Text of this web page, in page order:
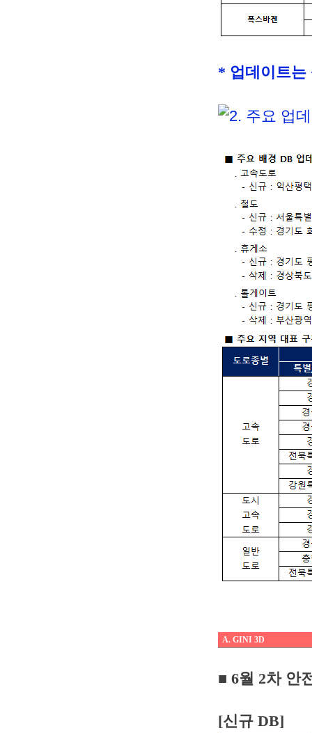
* 업데이트는
A. GINI 3D
■ 6월 2차 안
[신규 DB]